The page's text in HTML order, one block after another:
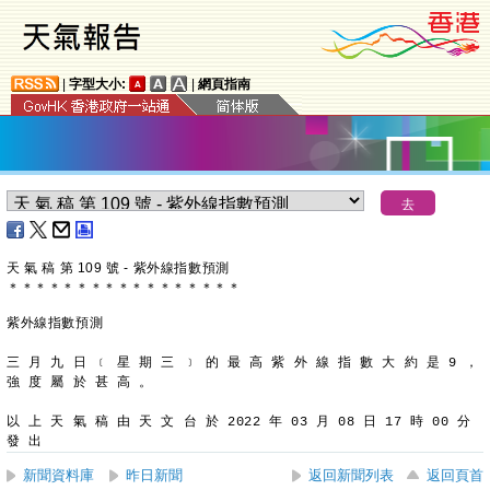
字型大小: 網頁指南
天 氣 稿 第 109 號 - 紫外線指數預測
＊ ＊ ＊ ＊ ＊ ＊ ＊ ＊ ＊ ＊ ＊ ＊ ＊ ＊ ＊ ＊ ＊
紫外線指數預測
三 月 九 日 ﹝ 星 期 三 ﹞ 的 最 高 紫 外 線 指 數 大 約 是 9 ，
強 度 屬 於 甚 高 。
以 上 天 氣 稿 由 天 文 台 於 2022 年 03 月 08 日 17 時 00 分
發 出
新聞資料庫 昨日新聞 返回新聞列表 返回頁首